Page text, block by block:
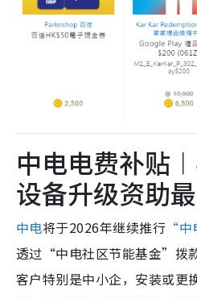
中电电费补贴
设备升级资助
中电将于2026年继续推行 “
透过“中电社区节能基金”拨
客户特别是中小企，安装或更